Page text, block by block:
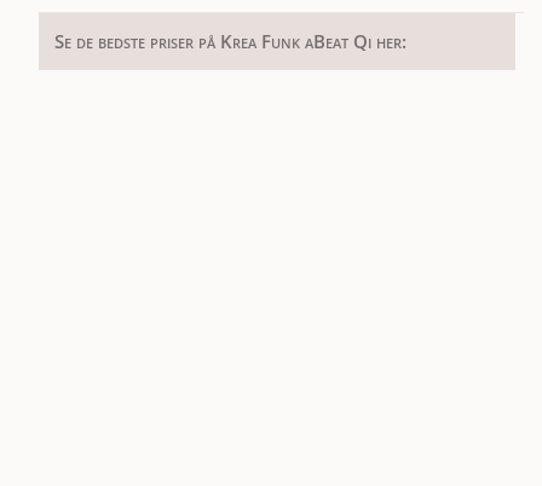
Se de bedste priser på Krea Funk aBeat Qi her: